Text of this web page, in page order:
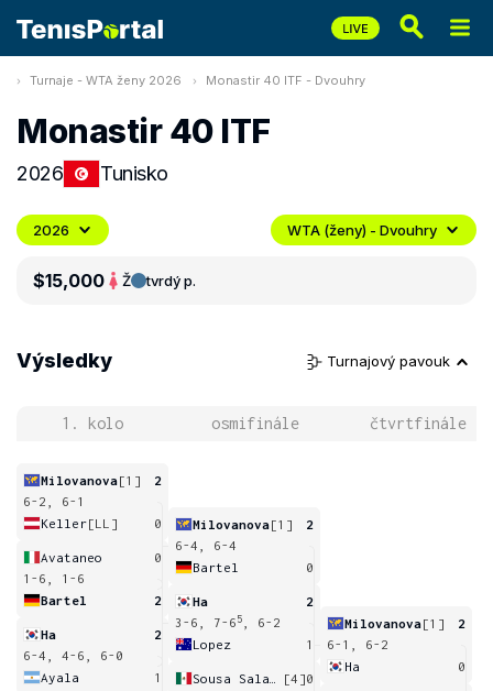
Turnaje - WTA ženy 2026 Monastir 40 ITF - Dvouhry
Monastir 40 ITF
2026 Tunisko
2026 WTA (ženy) - Dvouhry
$15,000 Ž tvrdý p.
Výsledky Turnajový pavouk
1. kolo osmifinále čtvrtfinále
Milovanova[1]
2
6-2, 6-1
Keller[LL] 0
Avataneo
0
1-6, 1-6
Bartel
2
Ha
2
6-4, 4-6, 6-0
Ayala
1
Milovanova[1]
2
6-4, 6-4
Bartel
0
Ha
2
3-6, 7-6 5
, 6-2
Lopez
1
[4]0
Milovanova[1]
2
6-1, 6-2
Ha
0